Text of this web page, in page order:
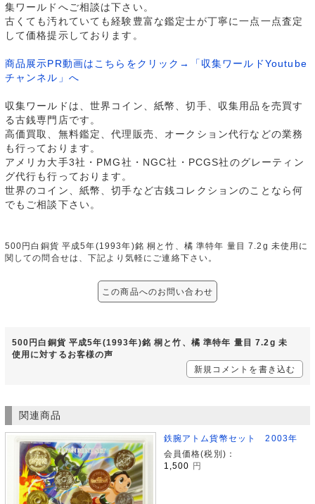
集ワールドへご相談は下さい。
古くても汚れていても経験豊富な鑑定士が丁寧に一点一点査定
して価格提示しております。
商品展示PR動画はこちらをクリック→「収集ワールドYoutube
チャンネル」へ
収集ワールドは、世界コイン、紙幣、切手、収集用品を売買す
る古銭専門店です。
高価買取、無料鑑定、代理販売、オークション代行などの業務
も行っております。
アメリカ大手3社・PMG社・NGC社・PCGS社のグレーティン
グ代行も行っております。
世界のコイン、紙幣、切手など古銭コレクションのことなら何
でもご相談下さい。
500円白銅貨 平成5年(1993年)銘 桐と竹、橘 準特年 量目 7.2g 未使用に
関しての問合せは、下記より気軽にご連絡下さい。
この商品へのお問い合わせ
500円白銅貨 平成5年(1993年)銘 桐と竹、橘 準特年 量目 7.2g 未
使用に対するお客様の声
新規コメントを書き込む
関連商品
鉄腕アトム貨幣セット 2003年
会員価格(税別)：
1,500
円